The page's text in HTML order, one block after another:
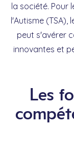
la société. Pour
l'Autisme
peut s'avérer
innovantes et
Les